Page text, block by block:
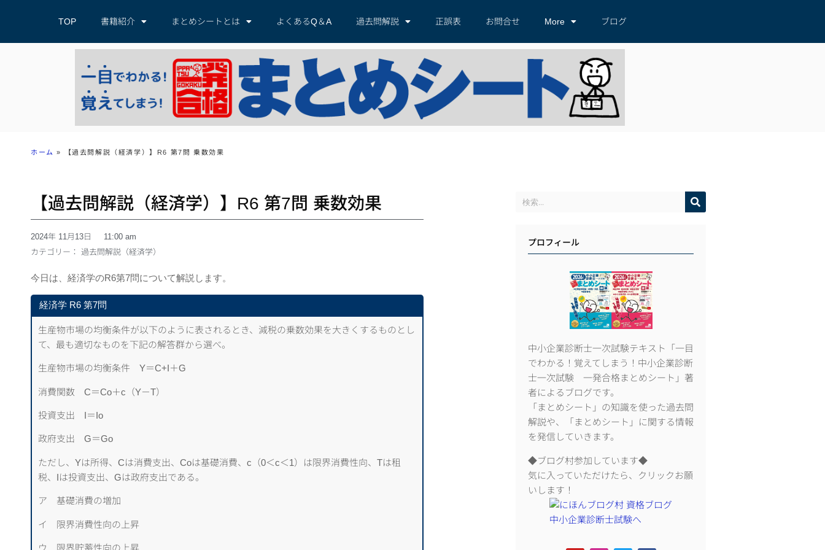
TOP 書籍紹介 まとめシートとは よくあるQ＆A 過去問解説 正誤表 お問合せ More ブログ
ホーム » 【過去問解説（経済学）】R6 第7問 乗数効果
【過去問解説（経済学）】R6 第7問 乗数効果
2024年 11月13日
11:00 am
カテゴリー： 過去問解説（経済学）
今日は、経済学のR6第7問について解説します。
経済学 R6 第7問
生産物市場の均衡条件が以下のように表されるとき、減税の乗数効果を大きくするものとし
て、最も適切なものを下記の解答群から選べ。
生産物市場の均衡条件 Y＝C+I＋G
消費関数 C＝Co＋c（Y－T）
投資支出 I＝Io
政府支出 G＝Go
ただし、Yは所得、Cは消費支出、Coは基礎消費、c（0＜c＜1）は限界消費性向、Tは租
税、Iは投資支出、Gは政府支出である。
ア 基礎消費の増加
イ 限界消費性向の上昇
ウ 限界貯蓄性向の上昇
プロフィール
中小企業診断士一次試験テキスト「一目
でわかる！覚えてしまう！中小企業診断
士一次試験 一発合格まとめシート」著
者によるブログです。
「まとめシート」の知識を使った過去問
解説や、「まとめシート」に関する情報
を発信していきます。
◆ブログ村参加しています◆
気に入っていただけたら、クリックお願
いします！